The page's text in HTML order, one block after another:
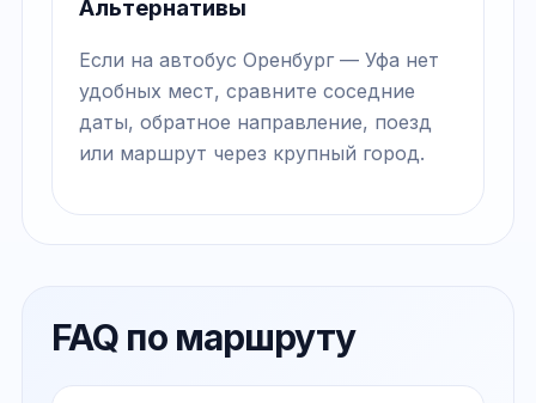
Альтернативы
Если на автобус Оренбург — Уфа нет
удобных мест, сравните соседние
даты, обратное направление, поезд
или маршрут через крупный город.
FAQ по маршруту